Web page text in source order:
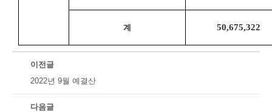
계 50,675,322
이전글
2022년 9월 예결산
다음글